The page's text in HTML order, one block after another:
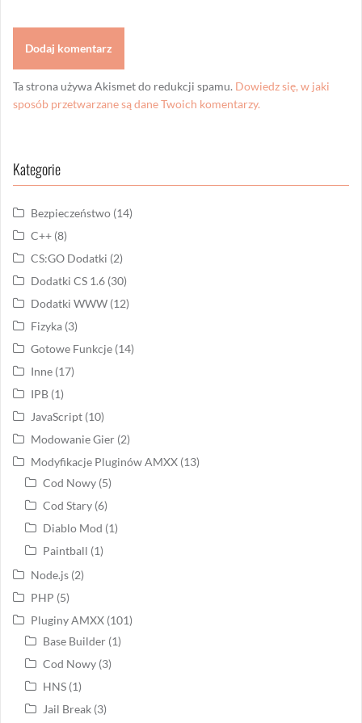
Ta strona używa Akismet do redukcji spamu. Dowiedz się, w jaki
sposób przetwarzane są dane Twoich komentarzy.
Kategorie
Bezpieczeństwo (14)
C++ (8)
CS:GO Dodatki (2)
Dodatki CS 1.6 (30)
Dodatki WWW (12)
Fizyka (3)
Gotowe Funkcje (14)
Inne (17)
IPB (1)
JavaScript (10)
Modowanie Gier (2)
Modyfikacje Pluginów AMXX (13)
Cod Nowy (5)
Cod Stary (6)
Diablo Mod (1)
Paintball (1)
Node.js (2)
PHP (5)
Pluginy AMXX (101)
Base Builder (1)
Cod Nowy (3)
HNS (1)
Jail Break (3)